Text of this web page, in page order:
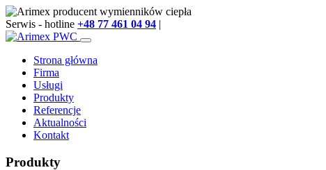
Serwis - hotline +48 77 461 04 94 |
Strona główna
Firma
Usługi
Produkty
Referencje
Aktualności
Kontakt
Produkty